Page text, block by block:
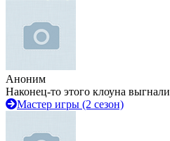
Аноним
Наконец-то этого клоуна выгнали
Мастер игры (2 сезон)